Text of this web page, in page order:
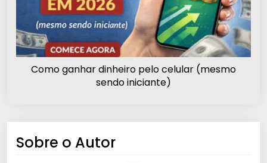
Como ganhar dinheiro pelo celular (mesmo
sendo iniciante)
Sobre o Autor